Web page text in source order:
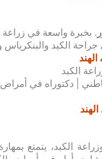
. بخبرة واسعة في زراعة
الكبد والبنكرياس
الكبد
| دكتوراه في أمراض
الكبد، يتمتع بمهارة